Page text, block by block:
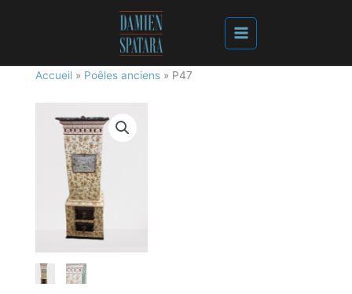
Accueil» Poêles anciens» P47